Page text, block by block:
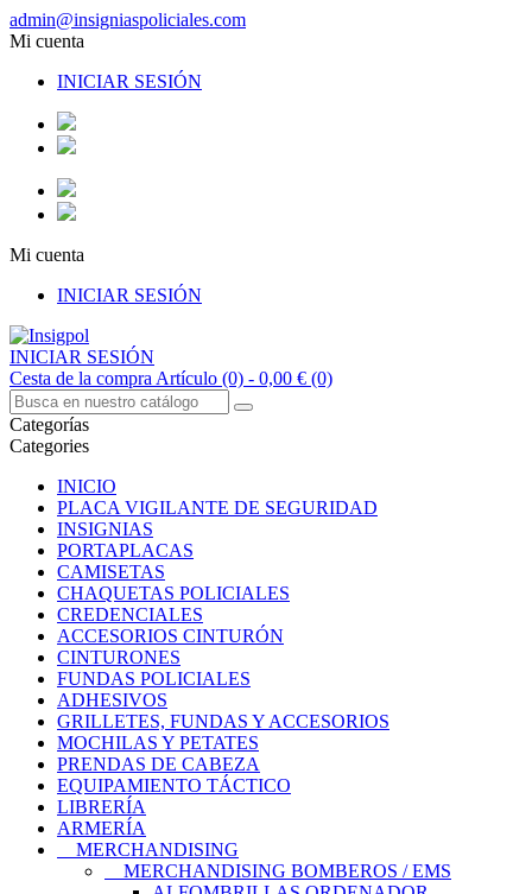
admin@insigniaspoliciales.com
Mi cuenta
INICIAR SESIÓN
Mi cuenta
INICIAR SESIÓN
INICIAR SESIÓN
Cesta de la compra Artículo (0) - 0,00 € (0)
Categorías
Categories
INICIO
PLACA VIGILANTE DE SEGURIDAD
INSIGNIAS
PORTAPLACAS
CAMISETAS
CHAQUETAS POLICIALES
CREDENCIALES
ACCESORIOS CINTURÓN
CINTURONES
FUNDAS POLICIALES
ADHESIVOS
GRILLETES, FUNDAS Y ACCESORIOS
MOCHILAS Y PETATES
PRENDAS DE CABEZA
EQUIPAMIENTO TÁCTICO
LIBRERÍA
ARMERÍA
MERCHANDISING
MERCHANDISING BOMBEROS / EMS